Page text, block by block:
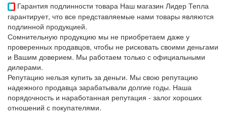
Гарантия подлинности товара Наш магазин Лидер Тепла
гарантирует, что все представляемые нами товары являются
подлинной продукцией.
Сомнительную продукцию мы не приобретаем даже у
проверенных продавцов, чтобы не рисковать своими деньгами
и Вашим доверием. Мы работаем только с официальными
дилерами.
Репутацию нельзя купить за деньги. Мы свою репутацию
надежного продавца зарабатывали долгие годы. Наша
порядочность и наработанная репутация - залог хороших
отношений с покупателями.